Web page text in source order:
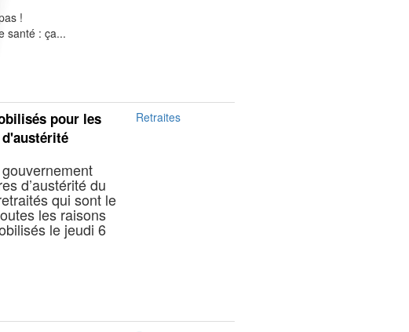
!
santé : ça...
pour les
d’austérité du
qui sont le
les raisons
le jeudi 6
Retraites